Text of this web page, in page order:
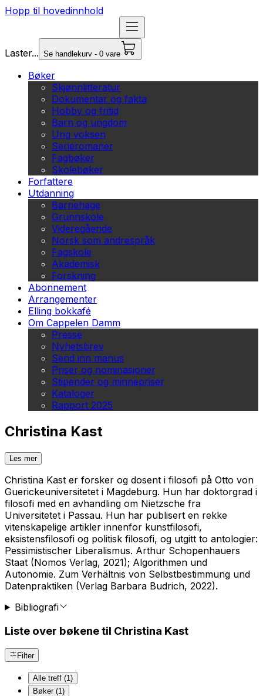
Hopp til hovedinnhold
Laster... Se handlekurv - 0 vare
Bøker
Skjønnlitteratur
Dokumentar og fakta
Hobby og fritid
Barn og ungdom
Ung voksen
Serieromaner
Fagbøker
Skolebøker
Forfattere
Utdanning
Barnehage
Grunnskole
Videregående
Norsk som andrespråk
Fagskole
Akademisk
Forskning
Abonnement
Arrangementer
Elling bokkafé
Om Cappelen Damm
Presse
Nyhetsbrev
Send inn manus
Priser og nominasjoner
Stipender og minnepriser
Kataloger
Rapport 2025
Christina Kast
Les mer
Christina Kast er forsker og dosent i filosofi på Otto von
Guerickeuniversitetet i Magdeburg. Hun har doktorgrad i
filosofi med en avhandling om Nietzsche fra
Universitetet i Passau. Hun har publisert en rekke
vitenskapelige artikler innenfor kunstfilosofi,
eksistensfilosofi og politisk filosofi, og utgitt to antologier:
Pessimistischer Liberalismus. Arthur Schopenhauers
Staat (Nomos Verlag, 2021); Algorithmen und
Autonomie. Zum Verhältnis von Selbstbestimmung und
Datenpraktiken (Verlag Barbara Budrich, 2022).
Bibliografi
Liste over bøkene til Christina Kast
Filter
Alle treff (1)
Bøker (1)